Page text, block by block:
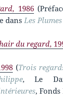
, 1986
dansLes
du regard,
(Trois
, Le
,